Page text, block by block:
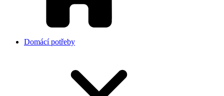
Domácí potřeby